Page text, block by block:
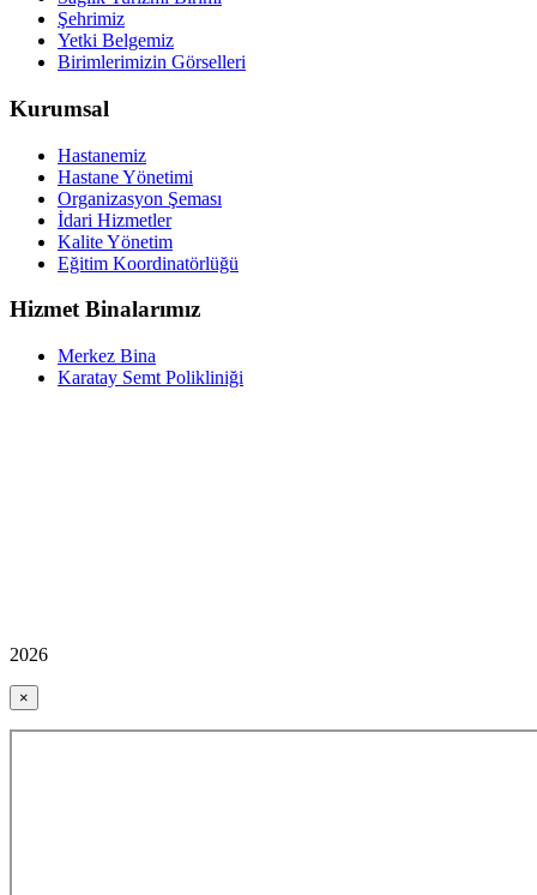
Şehrimiz
Yetki Belgemiz
Birimlerimizin Görselleri
Kurumsal
Hastanemiz
Hastane Yönetimi
Organizasyon Şeması
İdari Hizmetler
Kalite Yönetim
Eğitim Koordinatörlüğü
Hizmet Binalarımız
Merkez Bina
Karatay Semt Polikliniği
2026
×